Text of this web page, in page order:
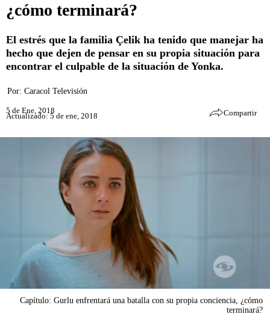
¿cómo terminará?
El estrés que la familia Çelik ha tenido que manejar ha
hecho que dejen de pensar en su propia situación para
encontrar el culpable de la situación de Yonka.
Por: Caracol Televisión
5 de Ene, 2018
Actualizado: 5 de ene, 2018 Compartir
Capítulo: Gurlu enfrentará una batalla con su propia conciencia, ¿cómo
terminará?